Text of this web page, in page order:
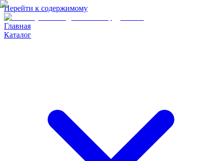
Перейти к содержимому
Главная
Каталог